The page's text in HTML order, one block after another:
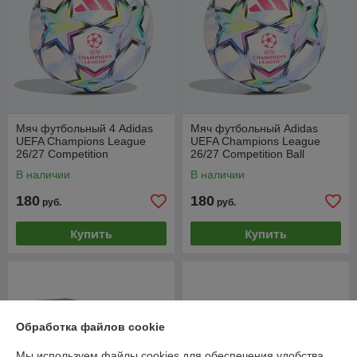
Мяч футбольный 4 Adidas
UEFA Champions League
26/27 Competition
В наличии
180 руб.
Купить
Мяч футбольный Adidas
UEFA Champions League
26/27 Competition Ball
В наличии
180 руб.
Купить
Обработка файлов cookie